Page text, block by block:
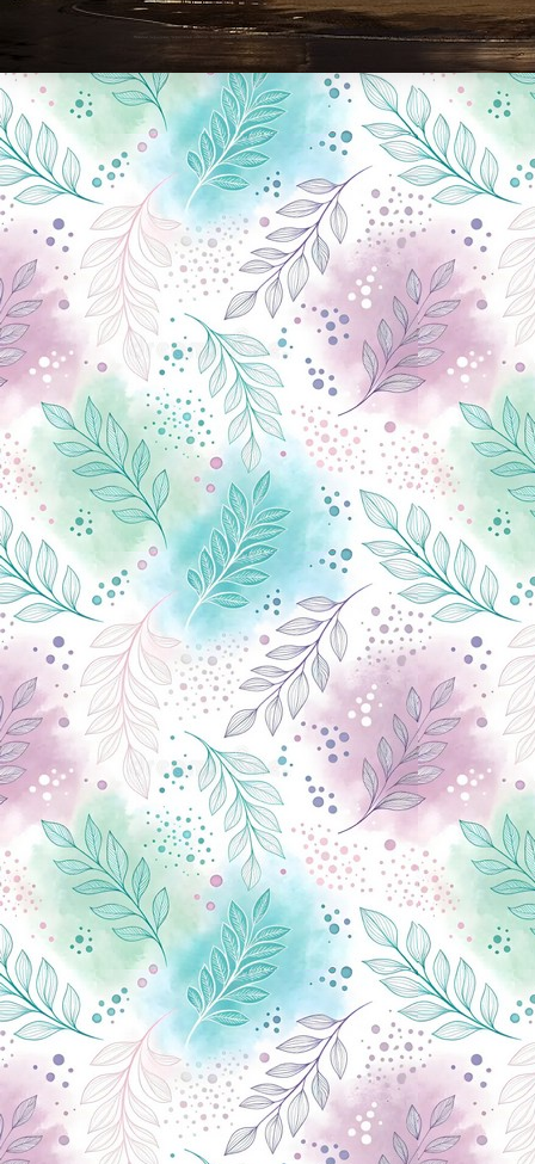
Новини Чернігова, Чернігівські новини, Чернігівський формат, новини Чернігова, події в Чернігові: політика, економіка, аналітика, культура, відеоновини, екологія, спортивний Чернігів, туризм, Чернігів